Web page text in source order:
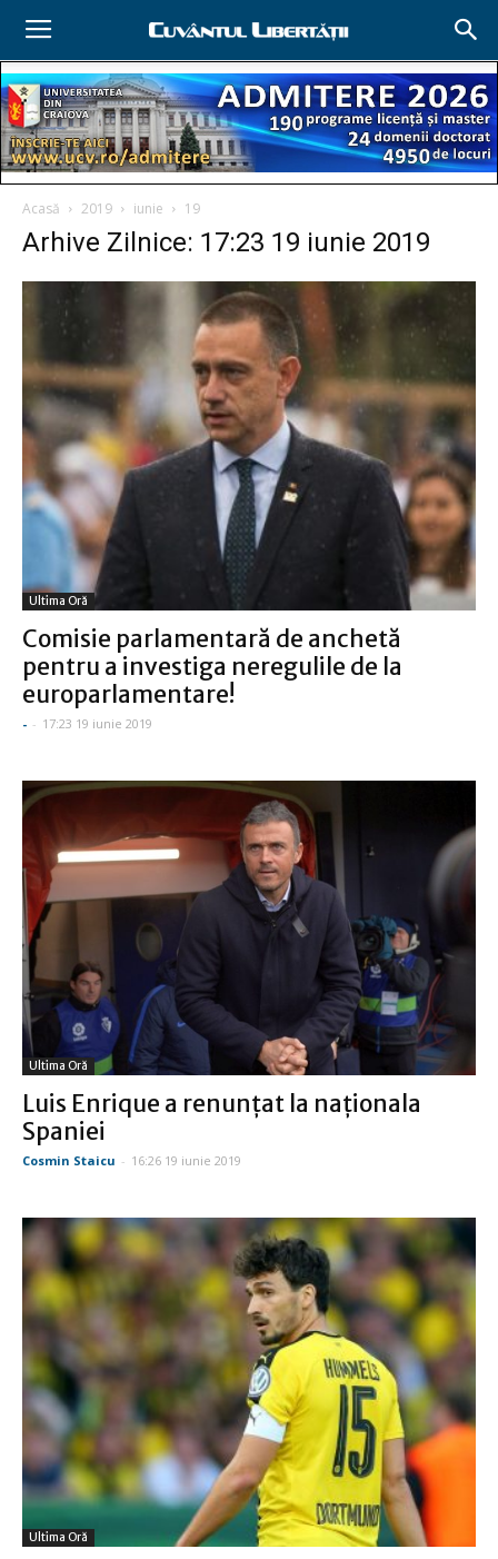
Acasă 2019 iunie 19
Arhive Zilnice: 17:23 19 iunie 2019
Ultima Oră
Comisie parlamentară de anchetă
pentru a investiga neregulile de la
europarlamentare!
- - 17:23 19 iunie 2019
Ultima Oră
Luis Enrique a renunţat la naţionala
Spaniei
Cosmin Staicu - 16:26 19 iunie 2019
Ultima Oră